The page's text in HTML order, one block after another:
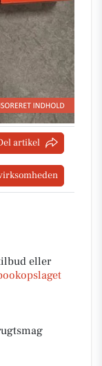
artikel
eller